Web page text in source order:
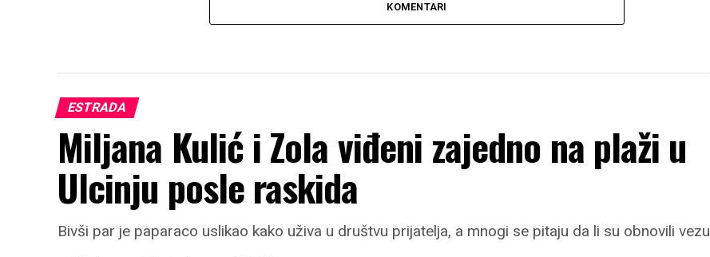
KOMENTARI
ESTRADA
Miljana Kulić i Zola viđeni zajedno na plaži u
Ulcinju posle raskida
Bivši par je paparaco uslikao kako uživa u društvu prijatelja, a mnogi se pitaju da li su obnovili vezu